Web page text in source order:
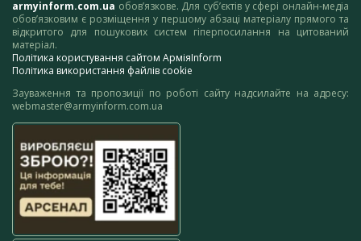
armyinform.com.ua обов’язкове. Для суб’єктів у сфері онлайн-медіа
обов’язковим є розміщення у першому абзаці матеріалу прямого та
відкритого для пошукових систем гіперпосилання на цитований
матеріал.
Політика користування сайтом АрміяInform
Політика використання файлів cookie
Зауваження та пропозиції по роботі сайту надсилайте на адресу:
webmaster@armyinform.com.ua